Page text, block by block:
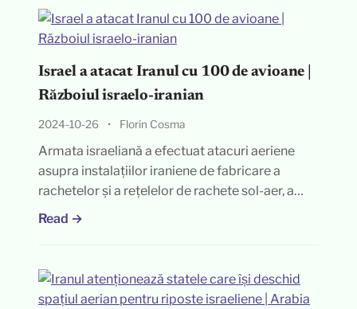
Israel a atacat Iranul cu 100 de avioane |
Războiul israelo-iranian
2024-10-26 • Florin Cosma
Armata israeliană a efectuat atacuri aeriene
asupra instalațiilor iraniene de fabricare a
rachetelor și a rețelelor de rachete sol-aer, a…
Read →